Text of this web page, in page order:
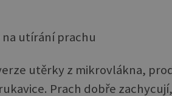
na utírání prachu
utěrky z mikrovlákna,
Prach dobře